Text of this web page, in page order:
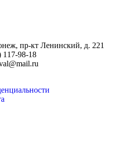
пр-кт Ленинский, д. 221
117-98-18